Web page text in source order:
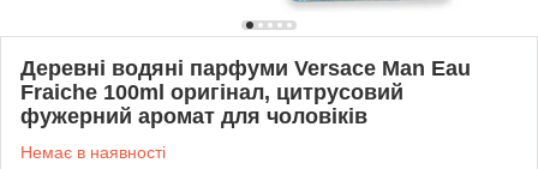
Деревні водяні парфуми Versace Man Eau
Fraiche 100ml оригінал, цитрусовий
фужерний аромат для чоловіків
Немає в наявності